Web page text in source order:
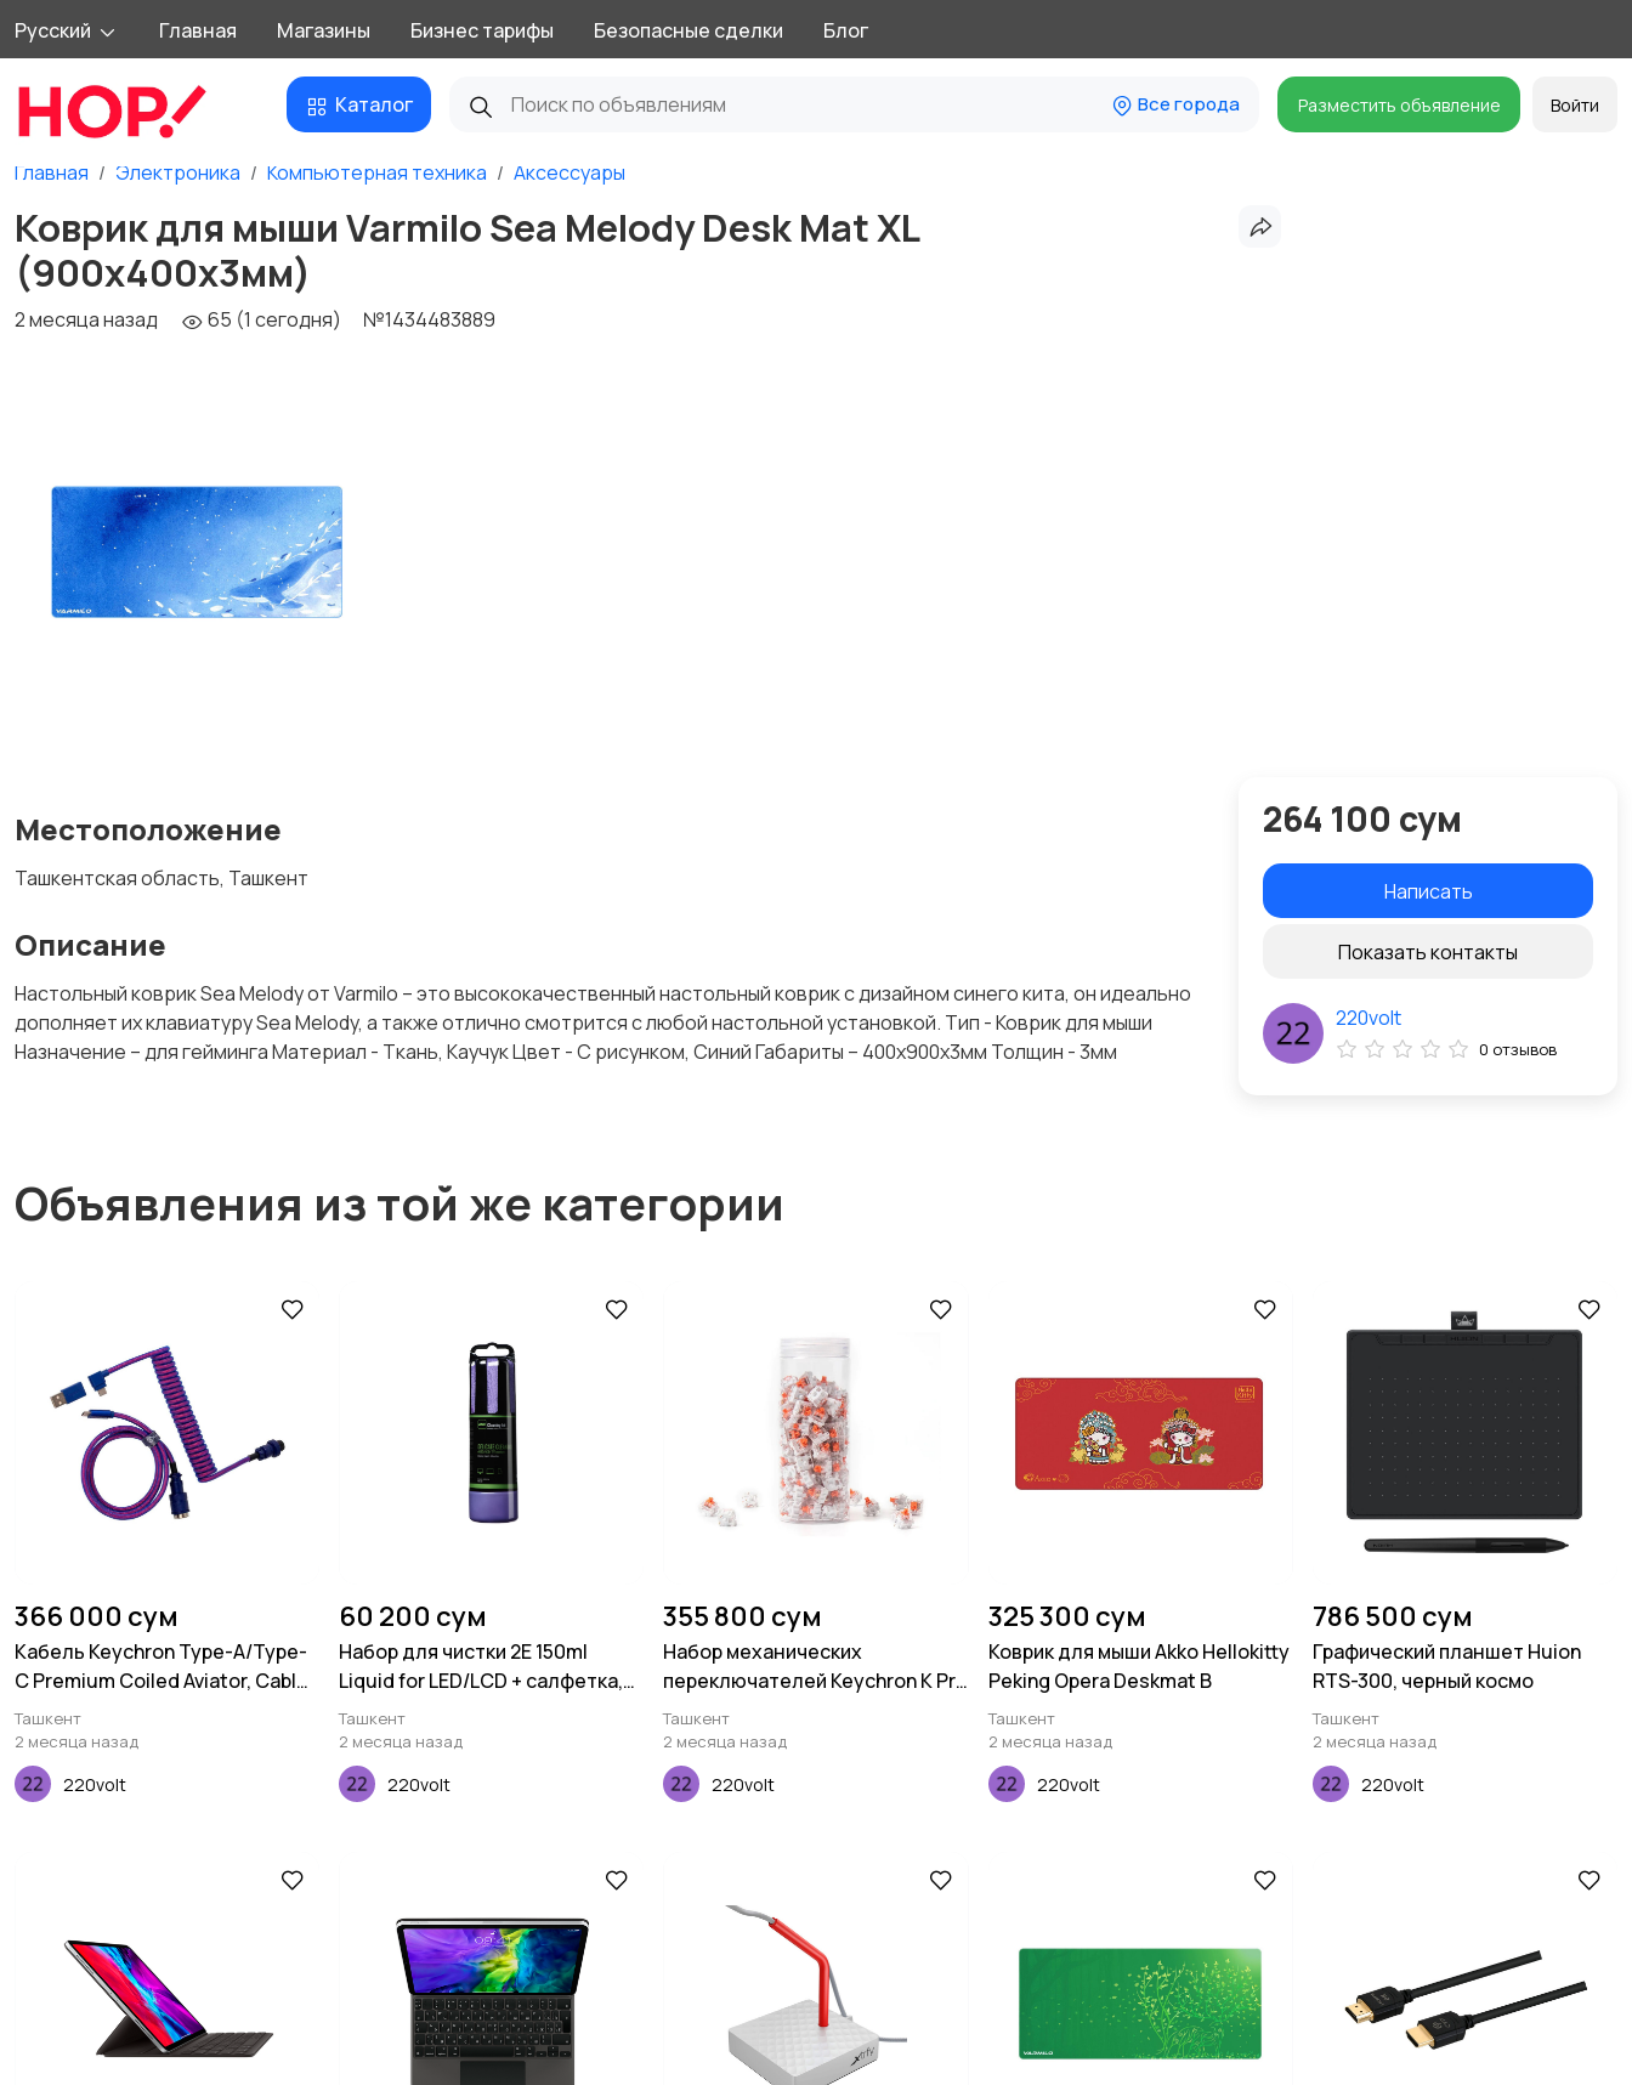
Русский Главная Магазины Бизнес тарифы Безопасные сделки Блог
Каталог Все города Разместить объявление Войти
Главная Электроника Компьютерная техника Аксессуары
Коврик для мыши Varmilo Sea Melody Desk Mat XL
(900х400х3мм)
2 месяца назад 65 (1 сегодня) №1434483889
Местоположение
Ташкентская область, Ташкент
Описание
Настольный коврик Sea Melody от Varmilo – это высококачественный настольный коврик с дизайном синего кита, он идеально
дополняет их клавиатуру Sea Melody, а также отлично смотрится с любой настольной установкой. Тип - Коврик для мыши
Назначение – для гейминга Материал - Ткань, Каучук Цвет - С рисунком, Синий Габариты – 400x900х3мм Толщин - 3мм
264 100 сум
Написать
Показать контакты
220volt
0 отзывов
Объявления из той же категории
366 000 сум
Кабель Keychron Type-A/Type-
C Premium Coiled Aviator, Cable-
Angled, Purple
Ташкент
2 месяца назад
220volt
60 200 сум
Набор для чистки 2E 150ml
Liquid for LED/LCD + салфетка,
Violet
Ташкент
2 месяца назад
220volt
355 800 сум
Набор механических
переключателей Keychron K Pro
Silent Red, 110 pcs
Ташкент
2 месяца назад
220volt
325 300 сум
Коврик для мыши Akko Hellokitty
Peking Opera Deskmat B
Ташкент
2 месяца назад
220volt
786 500 сум
Графический планшет Huion
RTS-300, черный космо
Ташкент
2 месяца назад
220volt